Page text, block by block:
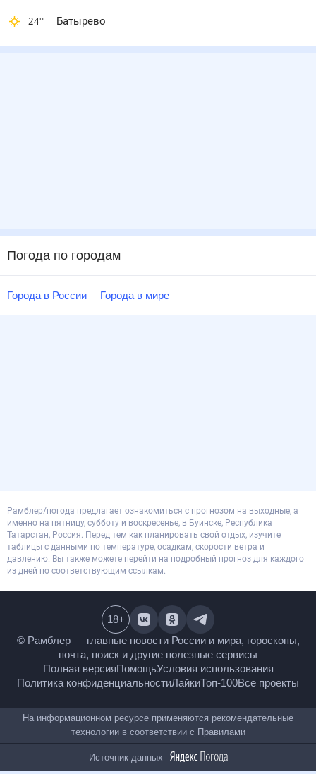
24° Батырево
Погода по городам
Города в России Города в мире
Рамблер/погода предлагает ознакомиться с прогнозом на выходные, а
именно на пятницу, субботу и воскресенье, в Буинске, Республика
Татарстан, Россия. Перед тем как планировать свой отдых, изучите
таблицы с данными по температуре, осадкам, скорости ветра и
давлению. Вы также можете перейти на подробный прогноз для каждого
из дней по соответствующим ссылкам.
© Рамблер — главные новости России и мира,
гороскопы, почта, поиск и другие полезные сервисы
Полная версияПомощьУсловия использования
Политика конфиденциальностиЛайкиТоп-100
18+
На информационном ресурсе применяются
рекомендательные технологии в соответствии сПравилами